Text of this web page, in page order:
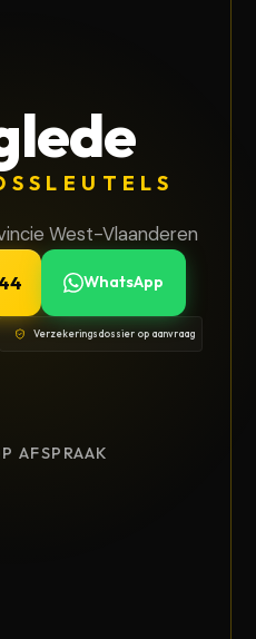
West-Vlaanderen
WhatsApp
Verzekeringsdossier op aanvraag
AFSPRAAK